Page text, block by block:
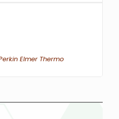
ElmerThermo